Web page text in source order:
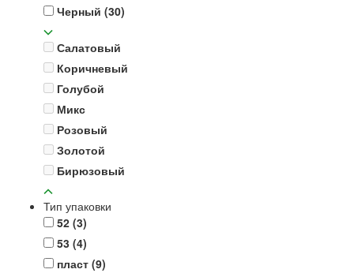
Черный (30)
Салатовый
Коричневый
Голубой
Микс
Розовый
Золотой
Бирюзовый
Тип упаковки
52 (3)
53 (4)
пласт (9)